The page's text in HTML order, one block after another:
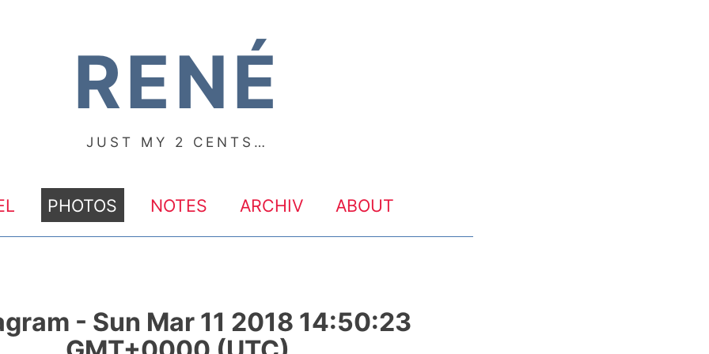
RENÉ
JUST MY 2 CENTS…
PHOTOS NOTES ARCHIV ABOUT
- Sun Mar 11 2018 14:50:23